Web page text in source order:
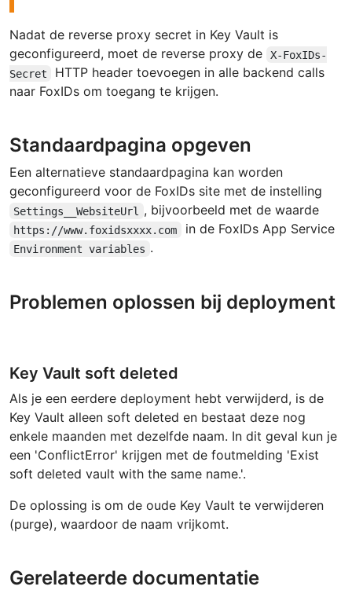
Nadat de reverse proxy secret in Key Vault is
geconfigureerd, moet de reverse proxy de
X-FoxIDs-
Secret
HTTP header toevoegen in alle backend calls
naar FoxIDs om toegang te krijgen.
Standaardpagina opgeven
Een alternatieve standaardpagina kan worden
geconfigureerd voor de FoxIDs site met de instelling
Settings__WebsiteUrl , bijvoorbeeld met de waarde
https://www.foxidsxxxx.com in de FoxIDs App Service
Environment variables .
Problemen oplossen bij deployment
Key Vault soft deleted
Als je een eerdere deployment hebt verwijderd, is de
Key Vault alleen soft deleted en bestaat deze nog
enkele maanden met dezelfde naam. In dit geval kun je
een 'ConflictError' krijgen met de foutmelding 'Exist
soft deleted vault with the same name.'.
De oplossing is om de oude Key Vault te verwijderen
(purge), waardoor de naam vrijkomt.
Gerelateerde documentatie